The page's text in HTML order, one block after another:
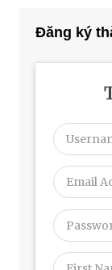
Đăng ký